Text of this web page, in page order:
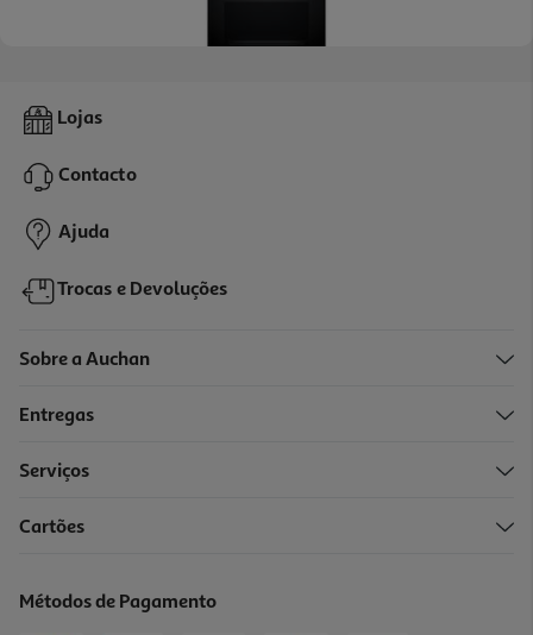
Forno Multifunções Bosch Hba574es3 Pirolitico A+ 71l 3600w
449,99 €
-6%
Price reduced from
638,99 €to
Lojas
Contacto
Ajuda
Trocas e Devoluções
Sobre a Auchan
Entregas
Serviços
Cartões
Métodos de Pagamento